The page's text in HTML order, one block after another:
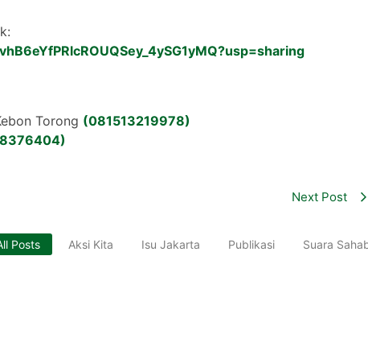
Torong (081513219978)
Next Post
Posts Aksi Kita Isu Jakarta Publikasi Suara